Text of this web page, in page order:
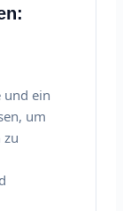
und ein
um
zu